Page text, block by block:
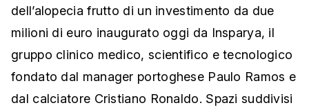
dell’alopecia frutto di un investimento da due
milioni di euro inaugurato oggi da Insparya, il
gruppo clinico medico, scientifico e tecnologico
fondato dal manager portoghese Paulo Ramos e
dal calciatore Cristiano Ronaldo. Spazi suddivisi